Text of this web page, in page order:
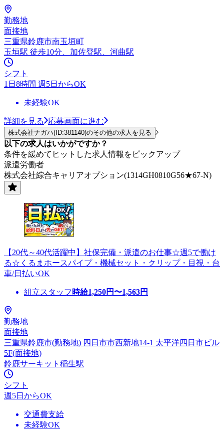
勤務地
面接地
三重県鈴鹿市南玉垣町
玉垣駅 徒歩10分、加佐登駅、河曲駅
シフト
1日8時間 週5日からOK
未経験OK
詳細を見る 応募画面に進む
株式会社ナガハ(ID:381140)のその他の求人を見る
以下の求人はいかがですか？
条件を緩めてヒットした求人情報をピックアップ
派遣労働者
株式会社綜合キャリアオプション(1314GH0810G56★67-N)
【20代～40代活躍中】社保完備・派遣のお仕事☆週5で働け
る☆くるまホースパイプ・機械セット・クリップ・目視・台
車/日払いOK
組立スタッフ 時給1,250円〜1,563円
勤務地
面接地
三重県鈴鹿市(勤務地) 四日市市西新地14-1 太平洋四日市ビル
5F(面接地)
鈴鹿サーキット稲生駅
シフト
週5日からOK
交通費支給
未経験OK